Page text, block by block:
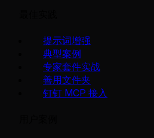
提示词增强
典型案例
专家套件实战
善用文件夹
钉钉 MCP 接入